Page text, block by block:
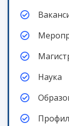
Наука